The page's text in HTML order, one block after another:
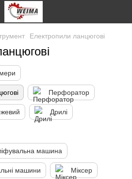
Електропили ланцюгові
Перфоратор
Дрилі
машина
машини Міксер